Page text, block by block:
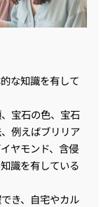
な知識を有して
宝石の色、宝石
例えばブリリア
ヤモンド、含侵
識を有している
き、自宅やカル